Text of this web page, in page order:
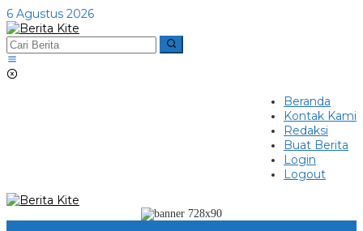
Lewati
ke
konten
6 Agustus 2026
Beranda
Kontak Kami
Redaksi
Buat Berita
Login
Logout